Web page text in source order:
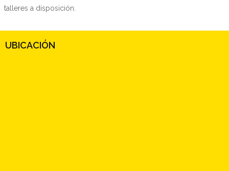
talleres a disposición.
UBICACIÓN